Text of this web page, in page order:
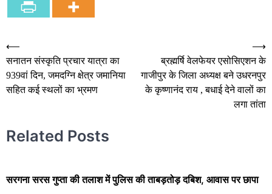
Post
navigation
⟵
सनातन संस्कृति प्रचार यात्रा का
939वां दिन, जमदग्नि क्षेत्र जमानिया
सहित कई स्थलों का भ्रमण
ब्रह्मर्षि वेलफेयर एसोसिएशन के
गाजीपुर के जिला अध्यक्ष बने उधरनपुर
के कृष्णानंद राय , बधाई देने वालों का
लगा तांता
⟶
Related Posts
सरगना सरस गुप्ता की तलाश में पुलिस की ताबड़तोड़ दबिश, आवास पर छापा